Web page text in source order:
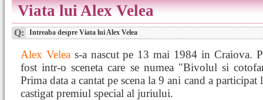
Viata lui Alex Velea
Q: Intreaba despre Viata lui Alex Velea
Alex Veleas-a nascut pe 13 mai 1984 in Craiova.
fost intr-o sceneta care se numea "Bivolul si
Prima data a cantat pe scena la 9 ani cand a
castigat premiul special al juriului.